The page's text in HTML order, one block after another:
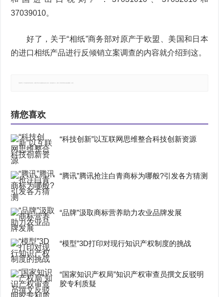
37039010。
好了，关于“相纸”商务部对原产于欧盟、美国和日本
的进口相纸产品进行反倾销立案调查的内容就介绍到这。
猜您喜欢
“科技创新”以互联网思维整合科技创新资源
“腾讯”腾讯抢注白青商标为哪般?引发各方猜测
“品牌”汲取商标营养助力农业品牌发展
“模型”3D打印对现行知识产权制度的挑战
“国家知识产权局”知识产权审查员撰文反驳明
胶专利质疑